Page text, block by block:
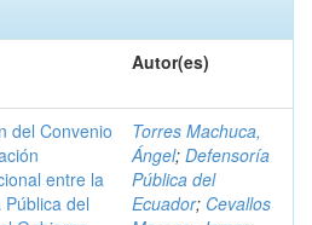
Autor(es)
del Convenio
entre la
del
Torres Machuca,
Ángel; Defensoría
Pública del
Ecuador; Cevallos